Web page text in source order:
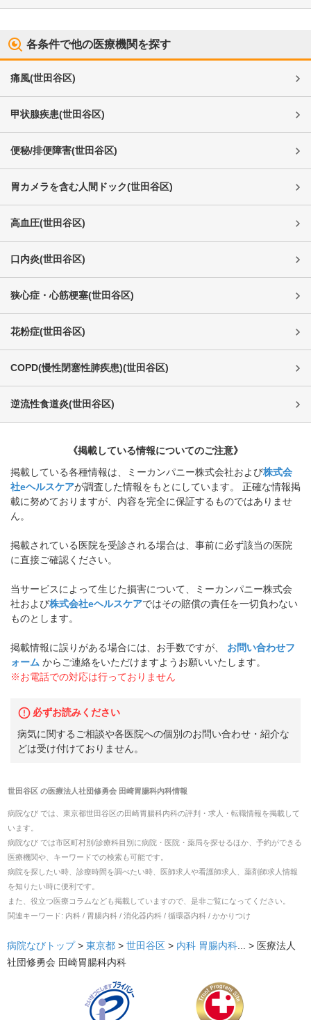
各条件で他の医療機関を探す
痛風(世田谷区)
甲状腺疾患(世田谷区)
便秘/排便障害(世田谷区)
胃カメラを含む人間ドック(世田谷区)
高血圧(世田谷区)
口内炎(世田谷区)
狭心症・心筋梗塞(世田谷区)
花粉症(世田谷区)
COPD(慢性閉塞性肺疾患)(世田谷区)
逆流性食道炎(世田谷区)
《掲載している情報についてのご注意》
掲載している各種情報は、ミーカンパニー株式会社および株式会
社eヘルスケアが調査した情報をもとにしています。 正確な情報掲
載に努めておりますが、内容を完全に保証するものではありませ
ん。
掲載されている医院を受診される場合は、事前に必ず該当の医院
に直接ご確認ください。
当サービスによって生じた損害について、ミーカンパニー株式会
社および株式会社eヘルスケアではその賠償の責任を一切負わない
ものとします。
掲載情報に誤りがある場合には、お手数ですが、
お問い合わせフ
ォーム からご連絡をいただけますようお願いいたします。
※お電話での対応は行っておりません
必ずお読みください
病気に関するご相談や各医院への個別のお問い合わせ・紹介な
どは受け付けておりません。
世田谷区の医療法人社団修勇会 田崎胃腸科内科情報
病院なび では、 東京都世田谷区の田崎胃腸科内科の評判・求人・転職情報を掲載して
います。
病院なび では市区町村別/診療科目別に病院・医院・薬局を探せるほか、予約ができる
医療機関や、キーワードでの検索も可能です。
病院を探したい時、診療時間を調べたい時、医師求人や看護師求人、薬剤師求人情報
を知りたい時に便利です。
また、役立つ医療コラムなども掲載していますので、是非ご覧になってください。
関連キーワード: 内科 / 胃腸内科 / 消化器内科 / 循環器内科 / かかりつけ
病院なびトップ > 東京都 > 世田谷区 > 内科 胃腸内科... > 医療法人
社団修勇会 田崎胃腸科内科